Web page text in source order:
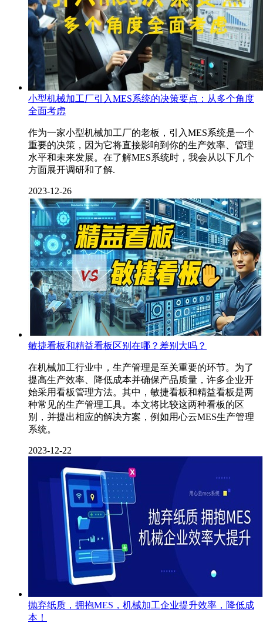
小型机械加工厂引入MES系统的决策要点：从多个角度
全面考虑
作为一家小型机械加工厂的老板，引入MES系统是一个
重要的决策，因为它将直接影响到你的生产效率、管理
水平和未来发展。在了解MES系统时，我会从以下几个
方面展开调研和了解.
2023-12-26
敏捷看板和精益看板区别在哪？差别大吗？
在机械加工行业中，生产管理是至关重要的环节。为了
提高生产效率、降低成本并确保产品质量，许多企业开
始采用看板管理方法。其中，敏捷看板和精益看板是两
种常见的生产管理工具。本文将比较这两种看板的区
别，并提出相应的解决方案，例如用心云MES​生产管理
系统。
2023-12-22
抛弃纸质，拥抱MES，机械加工企业提升效率，降低成
本！